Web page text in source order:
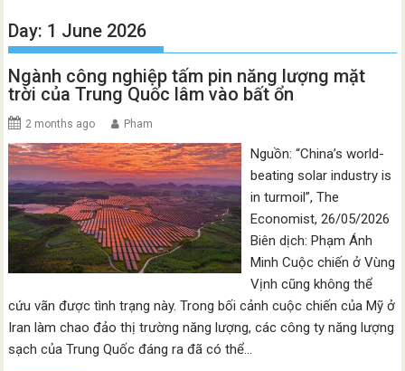
Day: 1 June 2026
Ngành công nghiệp tấm pin năng lượng mặt
trời của Trung Quốc lâm vào bất ổn
2 months ago Pham
Nguồn: “China’s world-
beating solar industry is
in turmoil”, The
Economist, 26/05/2026
Biên dịch: Phạm Ánh
Minh Cuộc chiến ở Vùng
Vịnh cũng không thể
cứu vãn được tình trạng này. Trong bối cảnh cuộc chiến của Mỹ ở
Iran làm chao đảo thị trường năng lượng, các công ty năng lượng
sạch của Trung Quốc đáng ra đã có thể…